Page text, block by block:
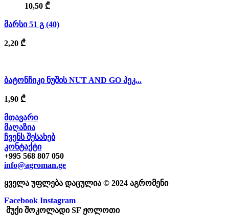
10,50 ₾
მარსი 51 გ (40)
2,20 ₾
ბატონჩიკი ნუშის NUT AND GO პეკ...
1,90 ₾
მთავარი
მაღაზია
ჩვენს შესახებ
კონტაქტი
+995 568 807 050
info@agroman.ge
ყველა უფლება დაცულია © 2024 აგრომენი
Facebook Instagram
მუქი შოკოლადი SF ჟოლოთი